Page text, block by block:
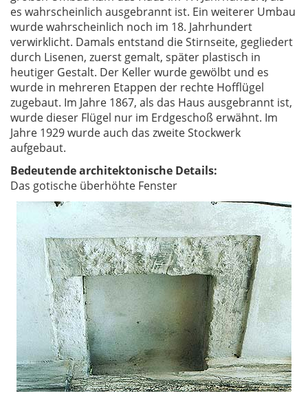
es wahrscheinlich ausgebrannt ist. Ein weiterer Umbau
wurde wahrscheinlich noch im 18. Jahrhundert
verwirklicht. Damals entstand die Stirnseite, gegliedert
durch Lisenen, zuerst gemalt, später plastisch in
heutiger Gestalt. Der Keller wurde gewölbt und es
wurde in mehreren Etappen der rechte Hofflügel
zugebaut. Im Jahre 1867, als das Haus ausgebrannt ist,
wurde dieser Flügel nur im Erdgeschoß erwähnt. Im
Jahre 1929 wurde auch das zweite Stockwerk
aufgebaut.
Bedeutende architektonische Details:
Das gotische überhöhte Fenster